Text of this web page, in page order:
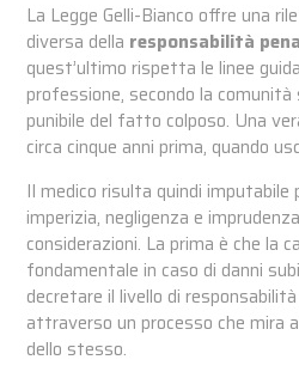
La Legge Gelli-Bianco offre una
diversa della responsabilità
quest’ultimo rispetta le linee
professione, secondo la
punibile del fatto colposo. Una
circa cinque anni prima, quando
Il medico risulta quindi
imperizia, negligenza e
considerazioni. La prima è che la
fondamentale in caso di danni
decretare il livello di
attraverso un processo che mira
dello stesso.